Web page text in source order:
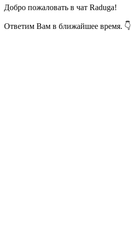
Добро пожаловать в чат Raduga!
Ответим Вам в ближайшее время. 👇